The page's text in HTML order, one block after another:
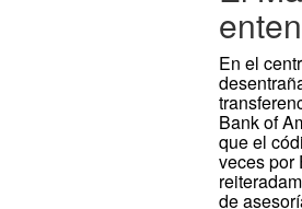
En el
Bank of
que el
veces por
de